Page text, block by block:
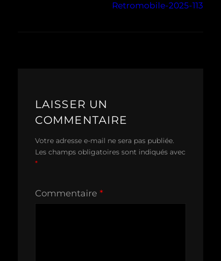
Retromobile-2025-113
LAISSER UN
COMMENTAIRE
Votre adresse e-mail ne sera pas publiée.
Les champs obligatoires sont indiqués avec
*
Commentaire *